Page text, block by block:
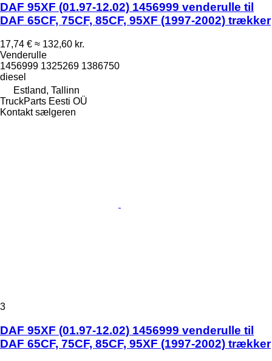
DAF 95XF (01.97-12.02) 1456999 venderulle til
DAF 65CF, 75CF, 85CF, 95XF (1997-2002) trækker
17,74 € ≈ 132,60 kr.
Venderulle
1456999 1325269 1386750
diesel
Estland, Tallinn
TruckParts Eesti OÜ
Kontakt sælgeren
3
DAF 95XF (01.97-12.02) 1456999 venderulle til
DAF 65CF, 75CF, 85CF, 95XF (1997-2002) trækker